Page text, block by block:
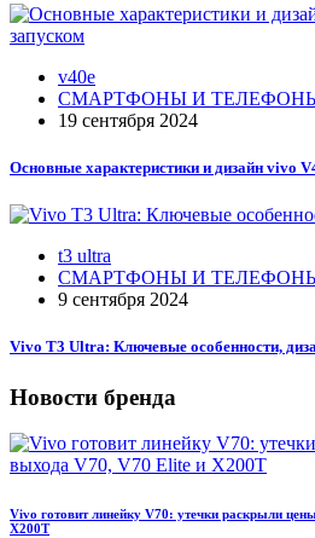
v40e
СМАРТФОНЫ И
19 сентября 2024
Основные характеристики и дизайн vivo
t3 ultra
СМАРТФОНЫ И
9 сентября 2024
Vivo T3 Ultra: Ключевые особенности,
Новости бренда
Vivo готовит линейку V70: утечки раскрыли
X200T